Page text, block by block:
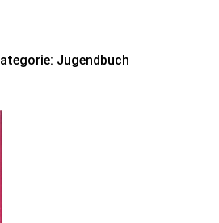
Jugendbuch